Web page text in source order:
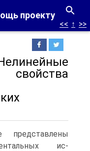
проекту
<< ↑ >>
свойства
ис­